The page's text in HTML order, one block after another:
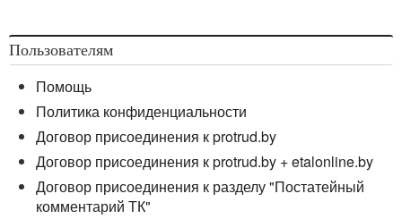
Пользователям
Помощь
Политика конфиденциальности
Договор присоединения к protrud.by
Договор присоединения к protrud.by + etalonline.by
Договор присоединения к разделу "Постатейный
комментарий ТК"